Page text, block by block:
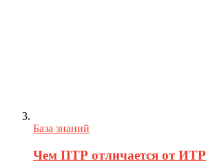
База знаний
Чем ПТР отличается от ИТР